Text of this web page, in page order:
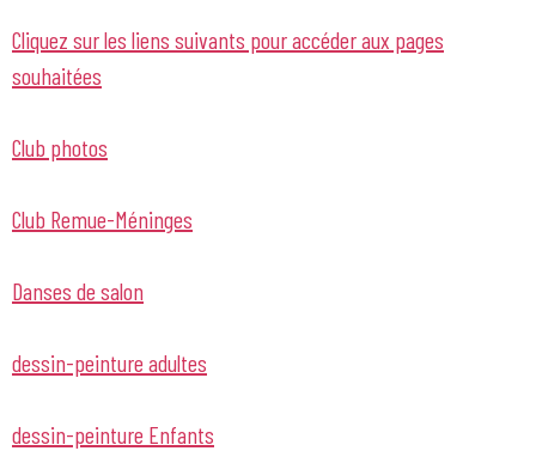
Cliquez sur les liens suivants pour accéder aux pages
souhaitées
Club photos
Club Remue-Méninges
Danses de salon
dessin-peinture adultes
dessin-peinture Enfants